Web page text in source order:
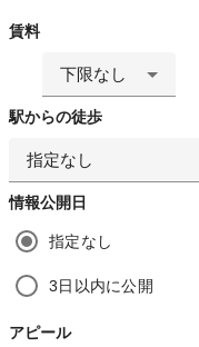
賃料
下限なし
駅からの徒歩
指定なし
情報公開日
指定なし
3日以内に公開
アピール